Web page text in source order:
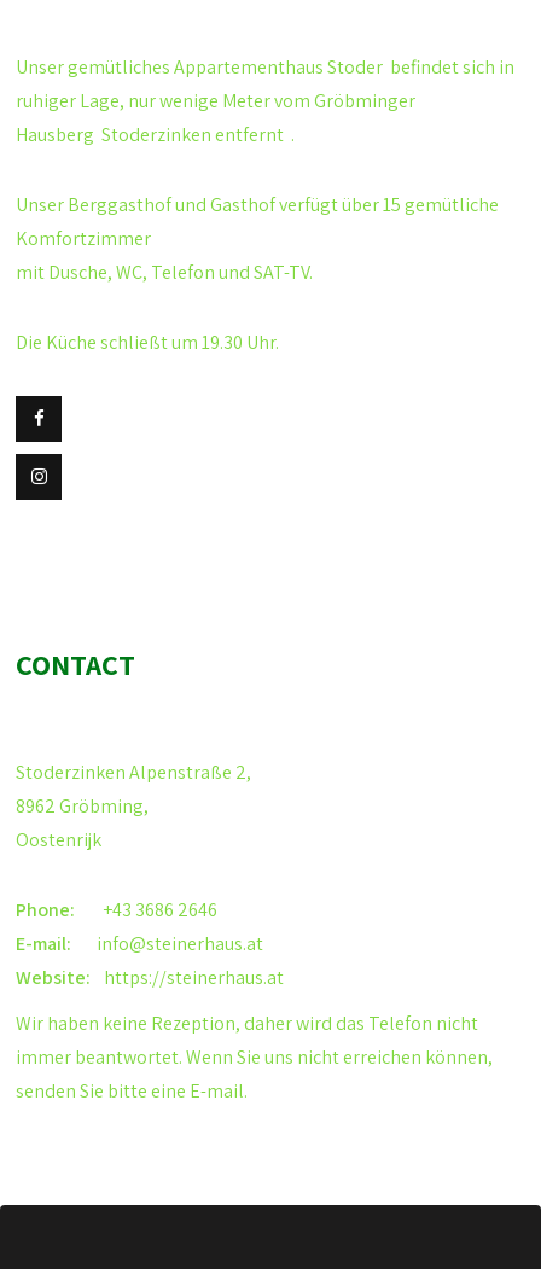
Unser gemütlichesAppartementhaus Stoder befindet sich in
ruhiger Lage, nur wenige Meter vom Gröbminger
HausbergStoderzinkenentfernt .
Unser Berggasthof und Gasthof verfügt über 15 gemütliche
Komfortzimmer
mit Dusche, WC, Telefon und SAT-TV.
Die Küche schließt um 19.30 Uhr.
CONTACT
Stoderzinken Alpenstraße 2,
8962 Gröbming,
Oostenrijk
Phone:
+43 3686 2646
E-mail:
info@steinerhaus.at
Website:
https://steinerhaus.at
Wir haben keine Rezeption, daher wird das Telefon nicht
immer beantwortet. Wenn Sie uns nicht erreichen können,
senden Sie bitte eine E-mail.